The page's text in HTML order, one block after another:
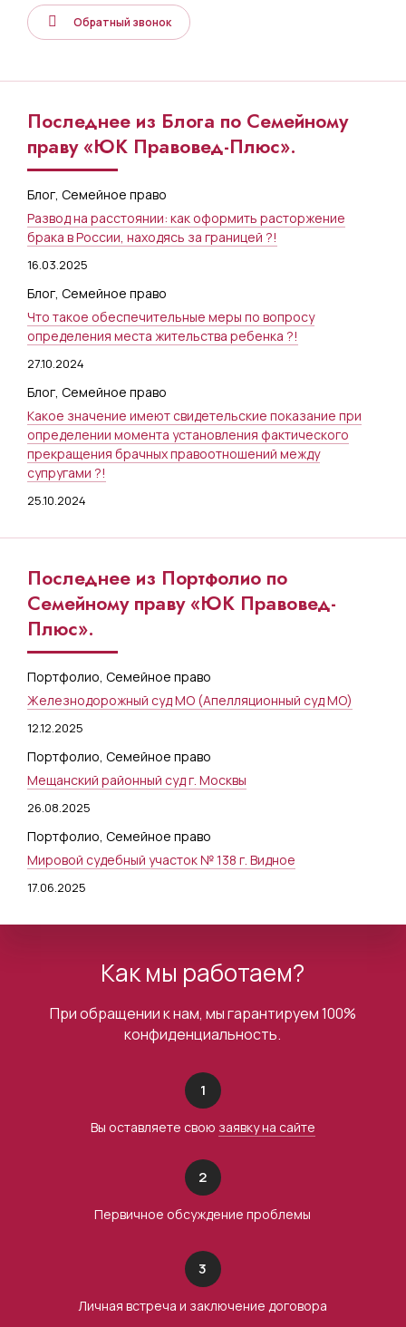
Обратный звонок
Последнее из Блога по Семейному
праву «ЮК Правовед-Плюс».
Блог, Семейное право
Развод на расстоянии: как оформить расторжение
брака в России, находясь за границей ?!
16.03.2025
Блог, Семейное право
Что такое обеспечительные меры по вопросу
определения места жительства ребенка ?!
27.10.2024
Блог, Семейное право
Какое значение имеют свидетельские показание при
определении момента установления фактического
прекращения брачных правоотношений между
супругами ?!
25.10.2024
Последнее из Портфолио по
Семейному праву «ЮК Правовед-
Плюс».
Портфолио Семейное право
Железнодорожный суд МО (Апелляционный суд МО)
12.12.2025
Портфолио Семейное право
Мещанский районный суд г. Москвы
26.08.2025
Портфолио Семейное право
Мировой судебный участок № 138 г. Видное
17.06.2025
Как мы работаем?
При обращении к нам, мы гарантируем 100%
конфиденциальность.
1
Вы оставляете свою заявку на сайте
2
Первичное обсуждение проблемы
3
Личная встреча и заключение договора